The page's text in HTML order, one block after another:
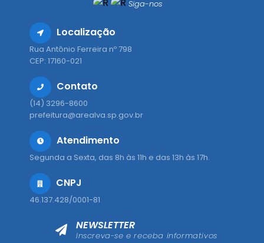
Siga-nos
Localização
Rua Antônio Ferreira nº 798
CEP: 17160-021
Contato
(14) 3296-8600
prefeitura@arealva.sp.gov.br
Atendimento
Segunda a Sexta, das 8h às 11h e das 13h às 17h.
CNPJ
46.137.428/0001-81
NEWSLETTER
Inscreva-se e receba informativos